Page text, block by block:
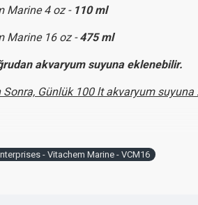
Marine 4 oz - 110 ml
Marine 16 oz -475 ml
akvaryum suyuna eklenebilir.
Sonra, Günlük 100 lt akvaryum
- Vitachem Marine - VCM16